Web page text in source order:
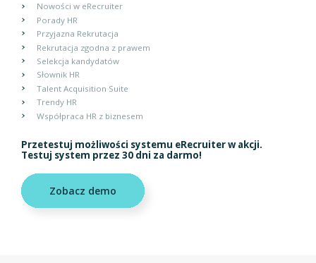
Nowości w eRecruiter
Porady HR
Przyjazna Rekrutacja
Rekrutacja zgodna z prawem
Selekcja kandydatów
Słownik HR
Talent Acquisition Suite
Trendy HR
Współpraca HR z biznesem
Przetestuj możliwości systemu eRecruiter w akcji.
Testuj system przez 30 dni za darmo!
Zobacz demo